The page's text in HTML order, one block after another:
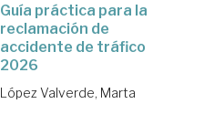
Guía práctica para la
reclamación de
accidente de tráfico
2026
López Valverde, Marta